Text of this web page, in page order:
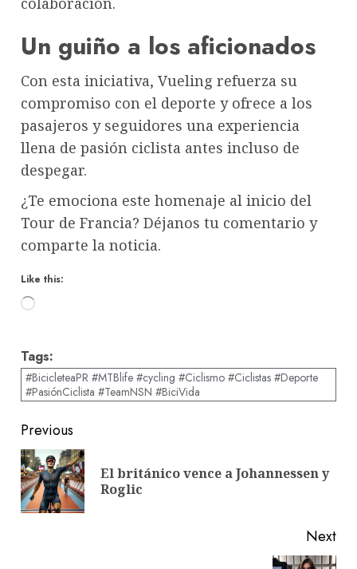
Un guiño a los aficionados
Con esta iniciativa, Vueling refuerza su
compromiso con el deporte y ofrece a los
pasajeros y seguidores una experiencia
llena de pasión ciclista antes incluso de
despegar.
¿Te emociona este homenaje al inicio del
Tour de Francia? Déjanos tu comentario y
comparte la noticia.
Like this:
Loading…
Tags:
#BicicleteaPR #MTBlife #cycling #Ciclismo #Ciclistas #Deporte
#PasiónCiclista #TeamNSN #BiciVida
Post
navigation
Previous
El británico vence a Johannessen y
Roglic
Next